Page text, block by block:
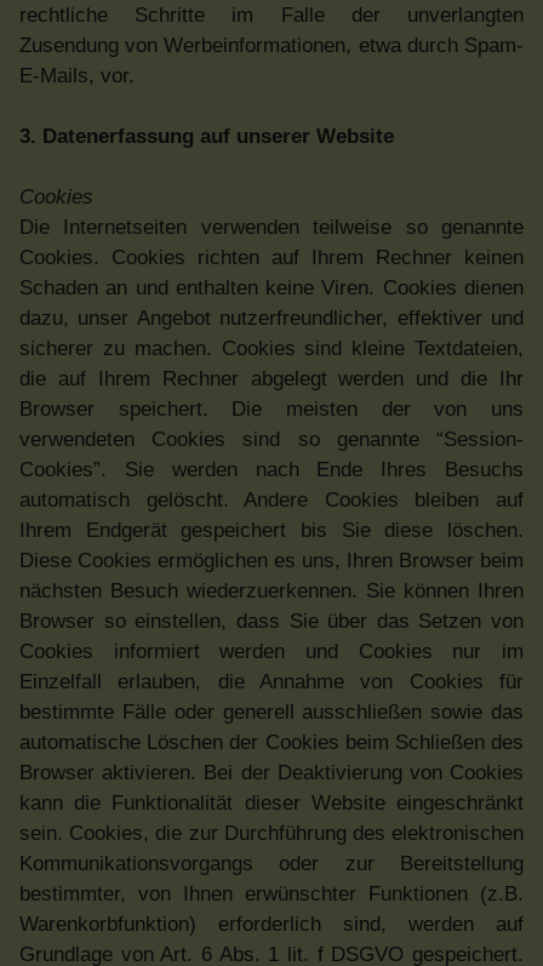
rechtliche Schritte im Falle der unverlangten
Zusendung von Werbeinformationen, etwa durch Spam-
E-Mails, vor.
3. Datenerfassung auf unserer Website
Cookies
Die Internetseiten verwenden teilweise so genannte
Cookies. Cookies richten auf Ihrem Rechner keinen
Schaden an und enthalten keine Viren. Cookies dienen
dazu, unser Angebot nutzerfreundlicher, effektiver und
sicherer zu machen. Cookies sind kleine Textdateien,
die auf Ihrem Rechner abgelegt werden und die Ihr
Browser speichert. Die meisten der von uns
verwendeten Cookies sind so genannte “Session-
Cookies”. Sie werden nach Ende Ihres Besuchs
automatisch gelöscht. Andere Cookies bleiben auf
Ihrem Endgerät gespeichert bis Sie diese löschen.
Diese Cookies ermöglichen es uns, Ihren Browser beim
nächsten Besuch wiederzuerkennen. Sie können Ihren
Browser so einstellen, dass Sie über das Setzen von
Cookies informiert werden und Cookies nur im
Einzelfall erlauben, die Annahme von Cookies für
bestimmte Fälle oder generell ausschließen sowie das
automatische Löschen der Cookies beim Schließen des
Browser aktivieren. Bei der Deaktivierung von Cookies
kann die Funktionalität dieser Website eingeschränkt
sein. Cookies, die zur Durchführung des elektronischen
Kommunikationsvorgangs oder zur Bereitstellung
bestimmter, von Ihnen erwünschter Funktionen (z.B.
Warenkorbfunktion) erforderlich sind, werden auf
Grundlage von Art. 6 Abs. 1 lit. f DSGVO gespeichert.